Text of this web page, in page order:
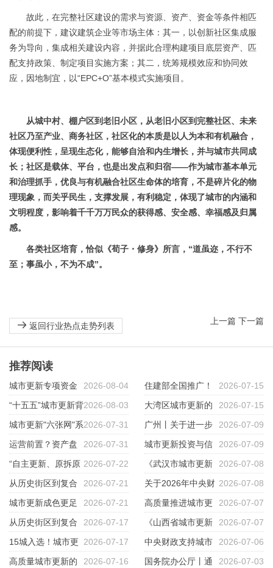
1 2 3 4 5 6 7 8
故此，在完整社区建设的需求与资源、资产、资金等条件相匹
配的前提下，建议建筑企业等市场主体：其一，以创新社区集成服
务为导向，集成相关建设内容，并据此合理构建项目底层资产、匹
配支持政策、制定项目实施方案；其二，统筹规模效应和协同效
应，因地制宜，以“EPC+O”基本模式实施项目。
从城中村、棚户区到老旧小区，从老旧小区到完整社区、未来
社区乃至产业、商务社区，社区化的本质是以人为本和有机融合，
体现便利性，呈现生态化，能够自洽和内生增长，并与城市共同成
长；社区是载体、平台，也是出发点和归宿——作为城市基本单元
和治理抓手，优良与有机融合社区生命体的培育，不是碎片化的物
理现象，而关乎民生，支撑发展，有利稳定，体现了城市的内涵和
文明程度，影响着千千万万民众的获得感、安全感、幸福感及归属
感。
各类社区培育，恰似《荀子・修身》所言， “道虽迩，不行不
至；事虽小，不为不成”。
上一篇 下一篇
返回行业热点走势列表
推荐阅读
2026-08-04
城市更新专项资金
申报全流程38个实操要点！
2026-08-03
“十五五”城市更新背
景下国企参与城市更新的法律痛
点与应对逻辑
2026-07-31
城市更新"六张网"系
列（二）水网：五类资金怎么
拼？
2026-07-31
运营前置？资产盘
活到底在运营什么？2026-07-22
“自主更新、原拆原
建”才是城市更新的“王炸”！
2026-07-21
从历史街区到复合
文化街区：南头古城中的空间再
生产
2026-07-21
城市更新成色更足
底色更暖
2026-07-17
从历史街区到复合
文化街区：南头古城中的空间再
生产
2026-07-17
15城入选！城市更
新示范城市凭什么胜出？不是谁
2026-07-16
高质量城市更新的
2026-07-15
住建部全国推广！
重庆“城市体检”做对了什么？
2026-07-15
大湾区城市更新的
三条路径——拆、改、留的博弈
与选择
2026-07-09
广州丨关于进一步
推动工商业用地市场化配置改革
的指导意见
2026-07-09
城市更新投资与信
用分析
2026-07-08
《武汉市城市更新
条例》
2026-07-08
关于2026年中央财
政继续支持城市更新行动的通知
及政策解读
2026-07-07
高质量推进城市更
新的政策导向、实践探索与浙江
路径
2026-07-07
《山西省城市更新
条例》5月1日起施行2026-07-06
中央财政支持城市
更新，入围城市每城定额补助最
2026-07-03
国务院办公厅丨通